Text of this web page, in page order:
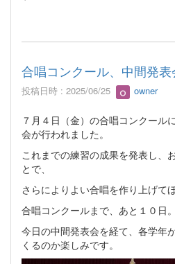
合唱コンクール、中間発表
投稿日時 : 2025/06/25 owner
７月４日（金）の合唱コンクール
会が行われました。
これまでの練習の成果を発表し、
とで、
さらによりよい合唱を作り上げて
合唱コンクールまで、あと１０日。
今日の中間発表会を経て、各学年
くるのか楽しみです。